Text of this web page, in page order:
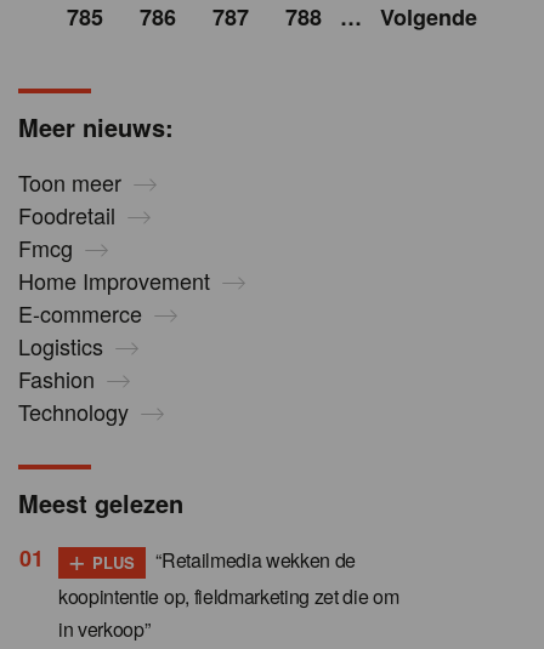
Meer nieuws:
Toon meer
Foodretail
Fmcg
Home Improvement
E-commerce
Logistics
Fashion
Technology
785 786 787 788 … Volgende
Meest gelezen
+ PLUS
“Retailmedia wekken de
koopintentie op, fieldmarketing zet die om
in verkoop”